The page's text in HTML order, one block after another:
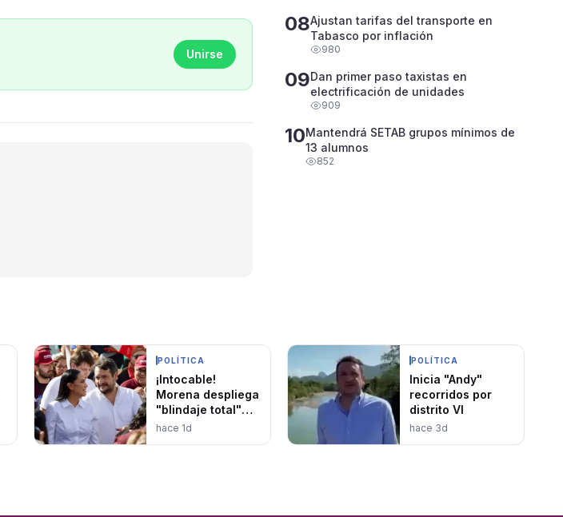
Unirse
08Ajustan tarifas del transporte en
Tabasco por inflación
980
09Dan primer paso taxistas en
electrificación de unidades
909
10Mantendrá SETAB grupos mínimos de
13 alumnos
852
POLÍTICA
¡Intocable!
Morena despliega
"blindaje total"
para proteger a
hace 1d
POLÍTICA
Inicia "Andy"
recorridos por
distrito VI
hace 3d